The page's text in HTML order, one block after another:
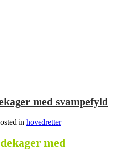
med svampefyld
in hovedretter
med